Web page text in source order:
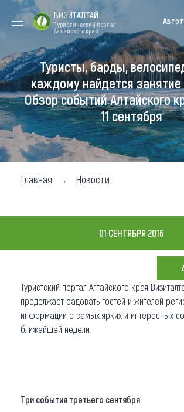
Форум VISIT
ALTAI
Цветение
маральника
Медицинский
форум
Туры
Где побывать
Чем заняться
Где остановиться
Что привезти (сувениры)
О регионе
Коллекция впечатлений
ВИЗИТАЛТАЙ
Туристический портал
Алтайского края
Туристы, барды,
каждому найдется
Обзор событий Алтайского
11 сентября
Главная Новости
01 СЕНТЯБРЯ 2016
Туристский портал Алтайского края
продолжает радовать гостей и жителей
информации о самых ярких и интересных
ближайшей недели.
Три события третьего сентября